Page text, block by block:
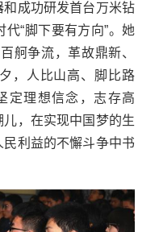
成功研发首台万米钻
“脚下要有方向”。她
舸争流，革故鼎新、
，人比山高、脚比路
定理想信念，志存高
，在实现中国梦的生
利益的不懈斗争中书